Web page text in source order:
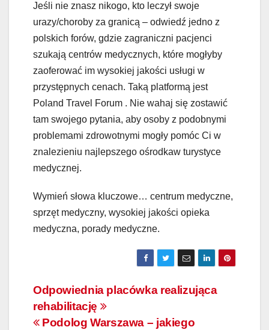
Jeśli nie znasz nikogo, kto leczył swoje
urazy/choroby za granicą – odwiedź jedno z
polskich forów, gdzie zagraniczni pacjenci
szukają centrów medycznych, które mogłyby
zaoferować im wysokiej jakości usługi w
przystępnych cenach. Taką platformą jest
Poland Travel Forum . Nie wahaj się zostawić
tam swojego pytania, aby osoby z podobnymi
problemami zdrowotnymi mogły pomóc Ci w
znalezieniu najlepszego ośrodkaw turystyce
medycznej.
Wymień słowa kluczowe… centrum medyczne,
sprzęt medyczny, wysokiej jakości opieka
medyczna, porady medyczne.
Nawigacja
wpisu
Odpowiednia placówka realizująca
rehabilitację
Podolog Warszawa – jakiego